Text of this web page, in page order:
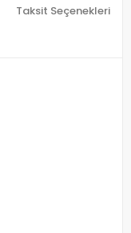
Taksit Seçenekleri